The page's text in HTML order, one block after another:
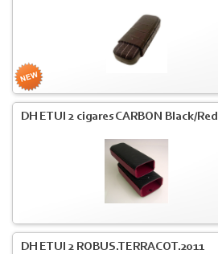
DH ETUI 2 cigares CARBON Black/Red
DH ETUI 2 ROBUS.TERRACOT.2011